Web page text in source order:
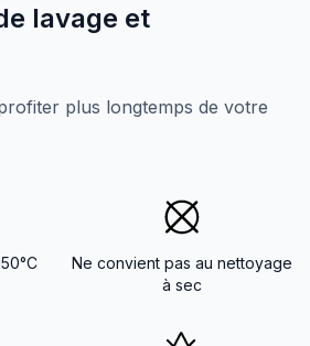
lavage et
plus longtemps de votre
Ne convient pas au nettoyage
à sec